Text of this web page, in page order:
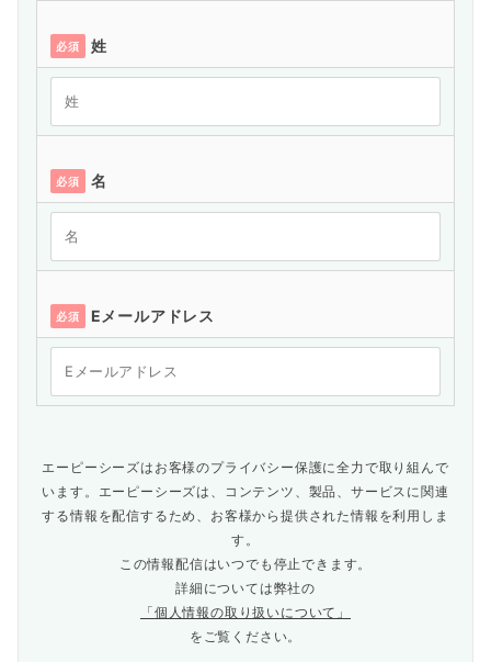
必須 姓
必須 名
必須 Eメールアドレス
エーピーシーズはお客様のプライバシー保護に全力で取り組んで
います。エーピーシーズは、コンテンツ、製品、サービスに関連
する情報を配信するため、お客様から提供された情報を利用しま
す。
この情報配信はいつでも停止できます。
詳細については弊社の
「個人情報の取り扱いについて」
をご覧ください。